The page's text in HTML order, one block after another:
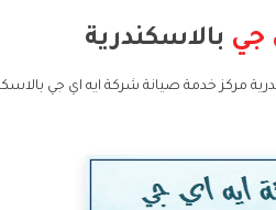
جي بالاسكندرية
مركز خدمة صيانة شركة ايه اي جي